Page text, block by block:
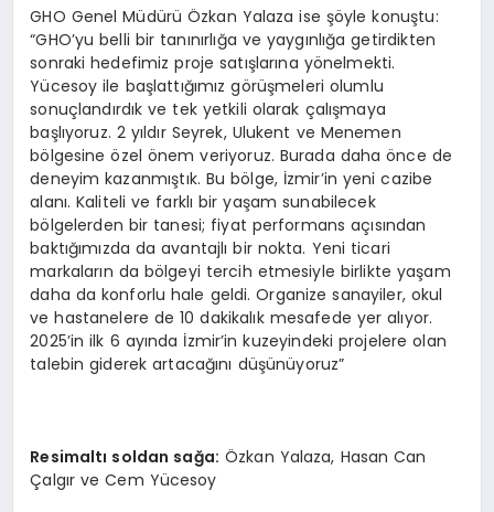
GHO Genel Müdürü Özkan Yalaza ise şöyle konuştu:
“GHO’yu belli bir tanınırlığa ve yaygınlığa getirdikten
sonraki hedefimiz proje satışlarına yönelmekti.
Yücesoy ile başlattığımız görüşmeleri olumlu
sonuçlandırdık ve tek yetkili olarak çalışmaya
başlıyoruz. 2 yıldır Seyrek, Ulukent ve Menemen
bölgesine özel önem veriyoruz. Burada daha önce de
deneyim kazanmıştık. Bu bölge, İzmir’in yeni cazibe
alanı. Kaliteli ve farklı bir yaşam sunabilecek
bölgelerden bir tanesi; fiyat performans açısından
baktığımızda da avantajlı bir nokta. Yeni ticari
markaların da bölgeyi tercih etmesiyle birlikte yaşam
daha da konforlu hale geldi. Organize sanayiler, okul
ve hastanelere de 10 dakikalık mesafede yer alıyor.
2025’in ilk 6 ayında İzmir’in kuzeyindeki projelere olan
talebin giderek artacağını düşünüyoruz”
Resimaltı soldan sağa: Özkan Yalaza, Hasan Can
Çalgır ve Cem Yücesoy